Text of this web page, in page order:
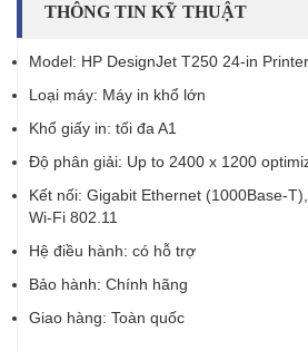
THÔNG TIN KỸ THUẬT
Model: HP DesignJet T250 24-in
Loại máy: Máy in khổ lớn
Khổ giấy in: tối đa A1
Độ phân giải: Up to 2400 x 1200
Kết nối: Gigabit Ethernet (1000Base-
Wi-Fi 802.11
Hệ điều hành: có hỗ trợ
Bảo hành: Chính hãng
Giao hàng: Toàn quốc